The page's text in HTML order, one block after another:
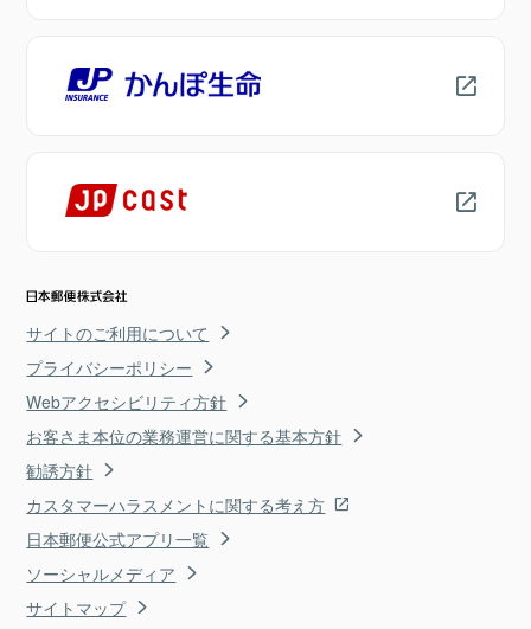
サイトのご利用について
プライバシーポリシー
Webアクセシビリティ方針
お客さま本位の業務運営に関する基本方針
勧誘方針
カスタマーハラスメントに関する考え方
日本郵便公式アプリ一覧
ソーシャルメディア
サイトマップ